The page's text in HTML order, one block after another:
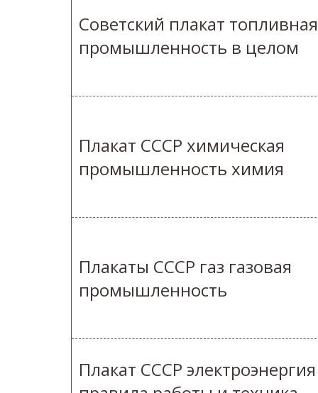
Советский плакат топливная
промышленность в целом
Плакат СССР химическая
промышленность химия
Плакаты СССР газ газовая
промышленность
Плакат СССР электроэнергия